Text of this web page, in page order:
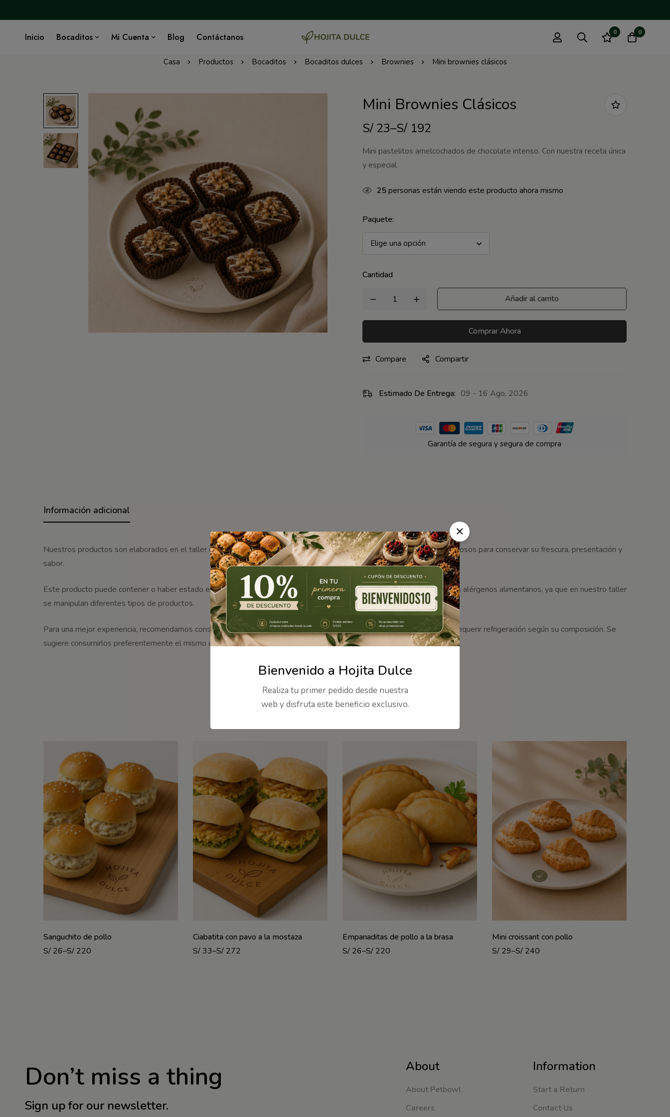
Inicio Bocaditos Mi Cuenta Blog Contáctanos 0 0
Casa Productos Bocaditos Bocaditos dulces Brownies Mini brownies clásicos
Mini Brownies Clásicos
S/ 23–S/ 192
Mini pastelitos amelcochados de chocolate intenso. Con nuestra receta única
y especial.
25personas están viendo este producto ahora mismo
Paquete:
Cantidad
Añadir al carrito
Comprar Ahora
Compare Compartir
Estimado De Entrega: 09 - 16 Ago, 2026
Garantía de segura y segura de compra
Información adicional
Nuestros productos son elaborados en el taller de producción de Hojita Dulce, siguiendo procesos de preparación cuidadosos para conservar su frescura, presentación y
sabor.
Este producto puede contener o haber estado en contacto con insumos como gluten, lácteos, huevo, frutos secos y otros alérgenos alimentarios, ya que en nuestro taller
se manipulan diferentes tipos de productos.
Para una mejor experiencia, recomendamos conservar el producto en un lugar fresco y seco. Algunos bocaditos pueden requerir refrigeración según su composición. Se
sugiere consumirlos preferentemente el mismo día de entrega para disfrutar mejor su textura, frescura y sabor.
Productos relacionados
Sanguchito de pollo
S/ 26–S/ 220
Ciabatita con pavo a la mostaza
S/33–S/ 272
Empanaditas de pollo a la brasa
S/ 26–S/ 220
Mini croissant con pollo
S/ 29–S/ 240
Don’t miss a thing
Sign up for our newsletter.
About
About Petbowl
Careers
Information
Start a Return
Contact Us
Bienvenido a Hojita Dulce
Realiza tu primer pedido desde nuestra
web y disfruta este beneficio exclusivo.